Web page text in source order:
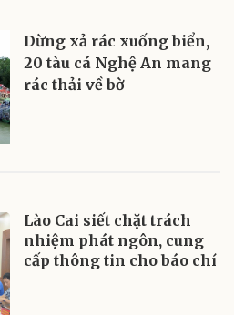
Dừng xả rác xuống biển,
20 tàu cá Nghệ An mang
rác thải về bờ
Lào Cai siết chặt trách
nhiệm phát ngôn, cung
cấp thông tin cho báo chí